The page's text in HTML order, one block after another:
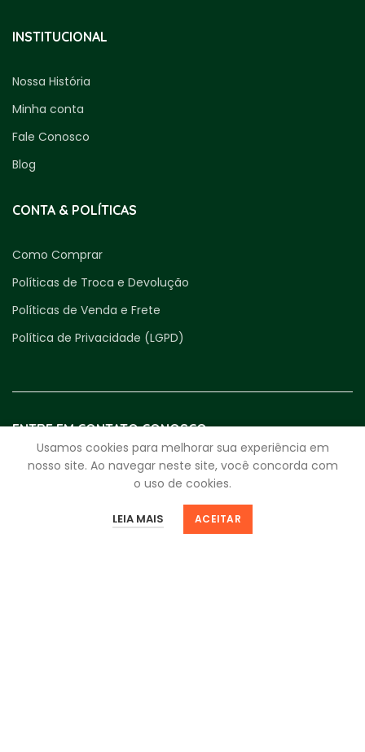
INSTITUCIONAL
Nossa História
Minha conta
Fale Conosco
Blog
CONTA & POLÍTICAS
Como Comprar
Políticas de Troca e Devolução
Políticas de Venda e Frete
Política de Privacidade (LGPD)
ENTRE EM CONTATO CONOSCO
WhatsApp:(17) 4009-3999
Usamos cookies para melhorar sua experiência em
nosso site. Ao navegar neste site, você concorda com
o uso de cookies.
LEIA MAIS ACEITAR
Favoritos